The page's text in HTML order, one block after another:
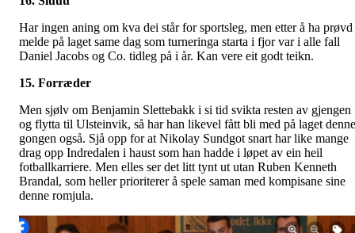
Har ingen aning om kva dei står for sportsleg, men etter å ha prøvd
melde på laget same dag som turneringa starta i fjor var i alle fall
Daniel Jacobs og Co. tidleg på i år. Kan vere eit godt teikn.
15. Forræder
Men sjølv om Benjamin Slettebakk i si tid svikta resten av gjengen
og flytta til Ulsteinvik, så har han likevel fått bli med på laget denne
gongen også. Sjå opp for at Nikolay Sundgot snart har like mange
drag opp Indredalen i haust som han hadde i løpet av ein heil
fotballkarriere. Men elles ser det litt tynt ut utan Ruben Kenneth
Brandal, som heller prioriterer å spele saman med kompisane sine
denne romjula.